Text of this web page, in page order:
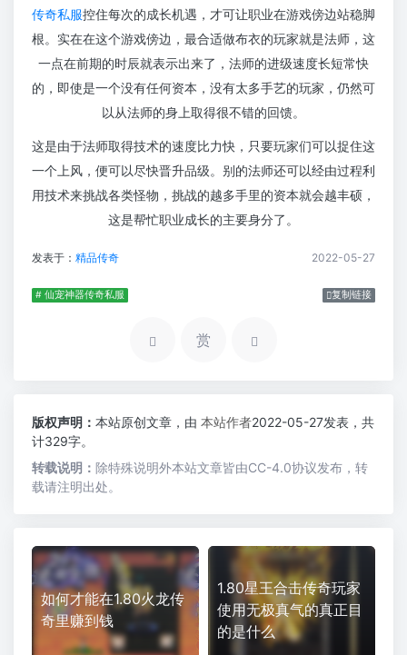
传奇私服控住每次的成长机遇，才可让职业在游戏傍边站稳脚
根。实在在这个游戏傍边，最合适做布衣的玩家就是法师，这
一点在前期的时辰就表示出来了，法师的进级速度长短常快
的，即使是一个没有任何资本，没有太多手艺的玩家，仍然可
以从法师的身上取得很不错的回馈。
这是由于法师取得技术的速度比力快，只要玩家们可以捉住这
一个上风，便可以尽快晋升品级。别的法师还可以经由过程利
用技术来挑战各类怪物，挑战的越多手里的资本就会越丰硕，
这是帮忙职业成长的主要身分了。
发表于： 精品传奇 2022-05-27
# 仙宠神器传奇私服 复制链接
赏
版权声明： 本站原创文章，由 本站作者2022-05-27发表，共
计329字。
转载说明： 除特殊说明外本站文章皆由CC-4.0协议发布，转
载请注明出处。
如何才能在1.80火龙传
奇里赚到钱
1.80星王合击传奇玩家
使用无极真气的真正目
的是什么